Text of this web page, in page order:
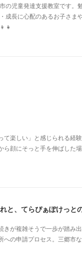
の児童発達支援教室です。
長に心配のあるお子さま
楽しい」と感じられる経
顔にそっと手を伸ばした
と、てらぴぁぽけっと
きが複雑そうで一歩が踏み
の申請プロセス。三郷市